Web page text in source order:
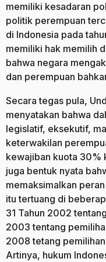
memiliki kesadaran
politik perempuan
di Indonesia pada
memiliki hak memilih
bahwa negara
dan perempuan
Secara tegas pula,
menyatakan bahwa
legislatif, eksekutif,
keterwakilan
kewajiban kuota 30%
juga bentuk nyata
memaksimalkan
itu tertuang di
31 Tahun 2002
2003 tentang
2008 tetang pemilihan
Artinya, hukum